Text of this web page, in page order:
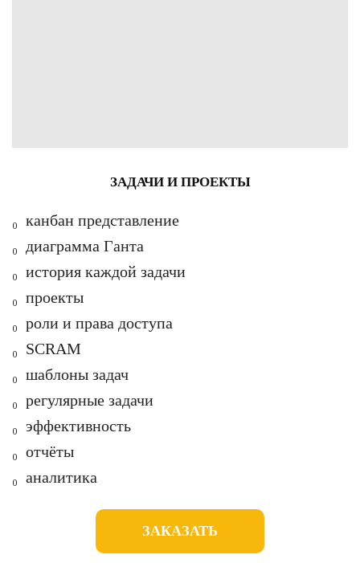
ЗАДАЧИ И ПРОЕКТЫ
₀ канбан представление
₀ диаграмма Ганта
₀ история каждой задачи
₀ проекты
₀ роли и права доступа
₀ SCRAM
₀ шаблоны задач
₀ регулярные задачи
₀ эффективность
₀ отчёты
₀ аналитика
ЗАКАЗАТЬ